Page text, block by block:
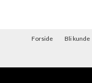
Forside Bli kunde